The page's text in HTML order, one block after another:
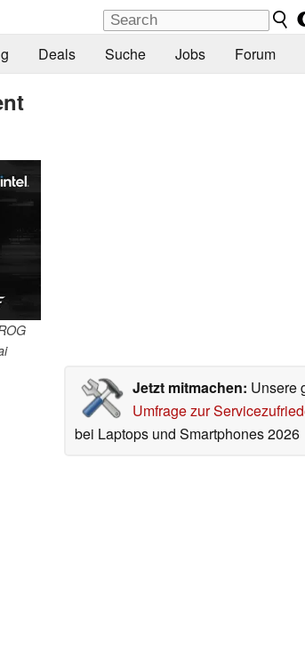
Deals Suche Jobs Forum
Jetzt mitmachen: Unsere
Umfrage zur
bei Laptops und Smartphones 2026